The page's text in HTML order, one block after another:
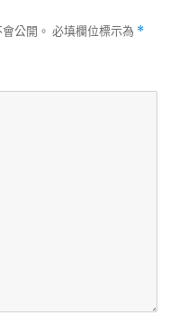
公開。 必填欄位標示為 *